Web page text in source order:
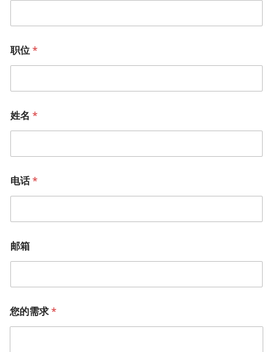
职位*
姓名 *
电话*
邮箱
您的需求*